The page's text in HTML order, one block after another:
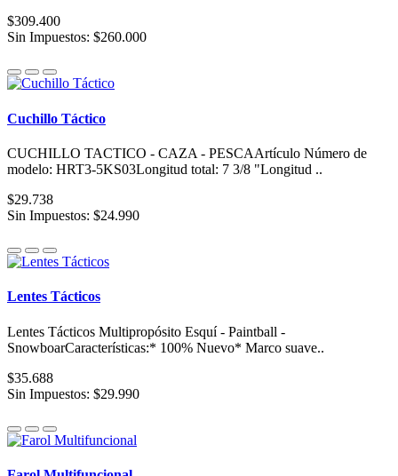
$309.400
Sin Impuestos: $260.000
Cuchillo Táctico
CUCHILLO TACTICO - CAZA - PESCAArtículo Número de
modelo: HRT3-5KS03Longitud total: 7 3/8 "Longitud ..
$29.738
Sin Impuestos: $24.990
Lentes Tácticos
Lentes Tácticos Multipropósito Esquí - Paintball -
SnowboarCaracterísticas:* 100% Nuevo* Marco suave..
$35.688
Sin Impuestos: $29.990